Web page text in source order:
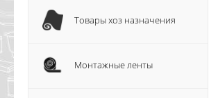
Товары хоз назначения
Монтажные ленты